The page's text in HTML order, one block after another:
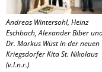
Andreas Wintersohl, Heinz
Eschbach, Alexander Biber
Dr. Markus Wüst in der neuen
Kriegsdorfer Kita St. Nikolaus
(v.l.n.r.)